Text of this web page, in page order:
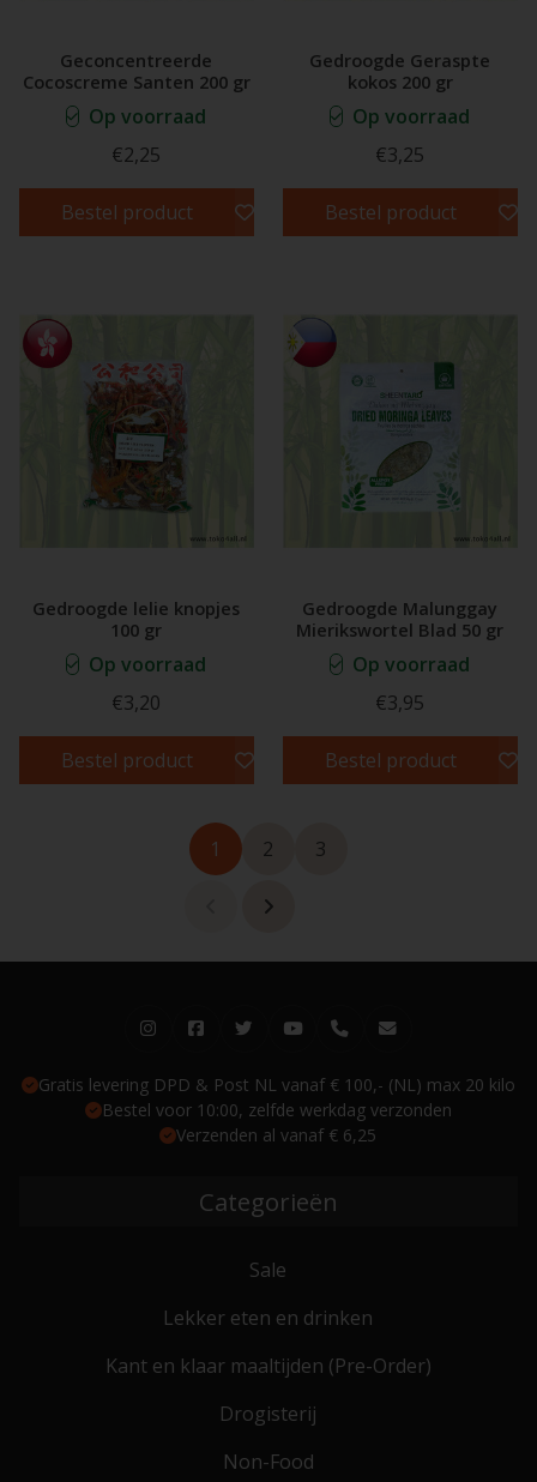
Geconcentreerde
Cocoscreme Santen 200 gr
Op voorraad
€2,25
Bestel product
Gedroogde Geraspte
kokos 200 gr
Op voorraad
€3,25
Bestel product
Gedroogde lelie knopjes
100 gr
Op voorraad
€3,20
Bestel product
Gedroogde Malunggay
Mierikswortel Blad 50 gr
Op voorraad
€3,95
Bestel product
1 2 3
Gratis levering DPD & Post NL vanaf € 100,- (NL) max 20 kilo
Bestel voor 10:00, zelfde werkdag verzonden
Verzenden al vanaf € 6,25
Categorieën
Sale
Lekker eten en drinken
Kant en klaar maaltijden (Pre-Order)
Drogisterij
Non-Food